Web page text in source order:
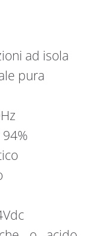
ad isola
pura